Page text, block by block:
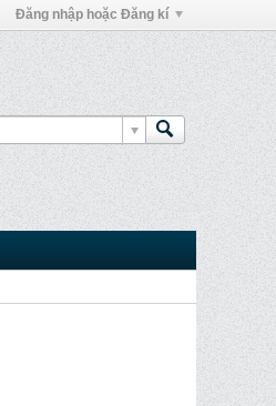
Đăng nhập hoặc Đăng kí